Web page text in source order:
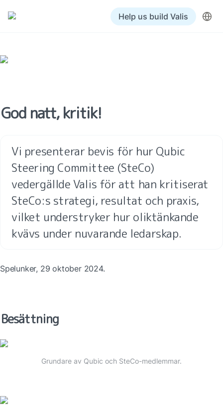
Help us build Valis
God natt, kritik!
Vi presenterar bevis för hur Qubic
Steering Committee (SteCo)
vedergällde Valis för att han kritiserat
SteCo:s strategi, resultat och praxis,
vilket understryker hur oliktänkande
kvävs under nuvarande ledarskap.
Spelunker, 29 oktober 2024.
Besättning
Grundare av Qubic och SteCo-medlemmar.